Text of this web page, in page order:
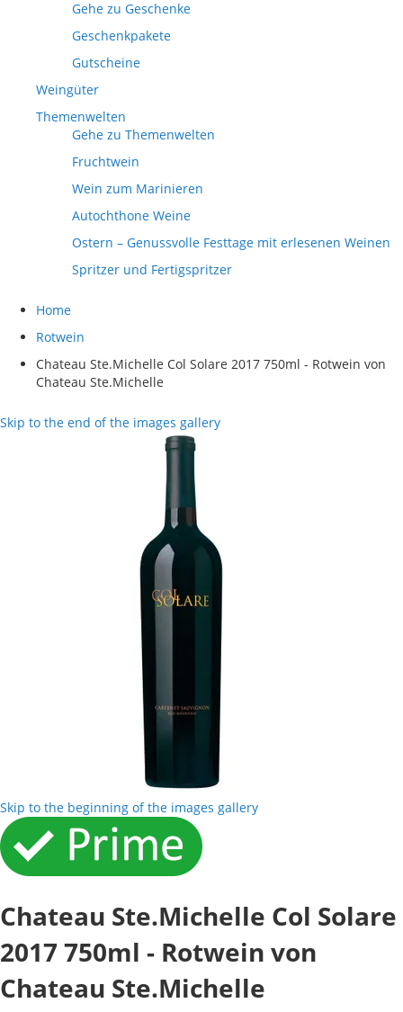
Gehe zu Geschenke
Geschenkpakete
Gutscheine
Weingüter
Themenwelten
Gehe zu Themenwelten
Fruchtwein
Wein zum Marinieren
Autochthone Weine
Ostern – Genussvolle Festtage mit erlesenen Weinen
Spritzer und Fertigspritzer
Home
Rotwein
Chateau Ste.Michelle Col Solare 2017 750ml - Rotwein von
Chateau Ste.Michelle
Skip to the end of the images gallery
Skip to the beginning of the images gallery
Chateau Ste.Michelle Col Solare
2017 750ml - Rotwein von
Chateau Ste.Michelle